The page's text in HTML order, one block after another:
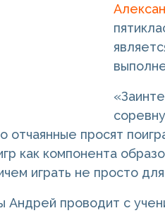
отчаянные просят
как компонента
играть не просто
Андрей проводит с